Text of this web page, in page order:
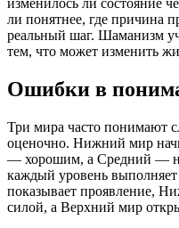
изменилось ли состояние
ли понятнее, где причина
реальный шаг. Шаманизм
тем, что может изменить
Ошибки в
Три мира часто понимают
оценочно. Нижний мир
— хорошим, а Средний —
каждый уровень
показывает проявление,
силой, а Верхний мир